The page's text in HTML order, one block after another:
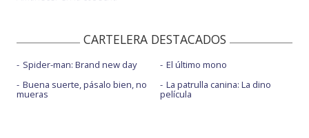
CARTELERA DESTACADOS
Spider-man: Brand new day
Buena suerte, pásalo bien, no
mueras
El último mono
La patrulla canina: La dino
película